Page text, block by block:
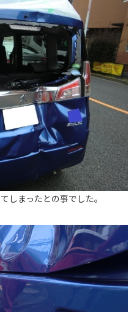
しまったとの事でした。